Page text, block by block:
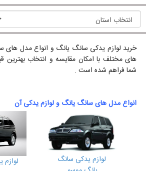
خرید لوازم یدکی سانگ یانگ و انواع مدل های
های مختلف با امکان مقایسه و انتخاب
شما فراهم شده است .
انواع مدل های سانگ یانگ و لوازم یدکی آن
لوازم یدکی سانگ